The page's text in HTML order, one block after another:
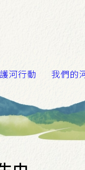
護河行動 我們的